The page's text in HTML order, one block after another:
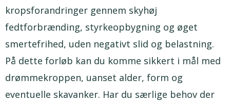
kropsforandringer gennem skyhøj
fedtforbrænding, styrkeopbygning og øget
smertefrihed, uden negativt slid og belastning.
På dette forløb kan du komme sikkert i mål med
drømmekroppen, uanset alder, form og
eventuelle skavanker. Har du særlige behov der